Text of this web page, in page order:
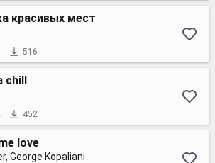
красивых мест
516
chill
452
love
George Kopaliani